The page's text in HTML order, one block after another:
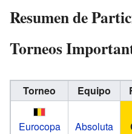
Resumen de
Torneos
Torneo Equipo
Eurocopa
Absoluta